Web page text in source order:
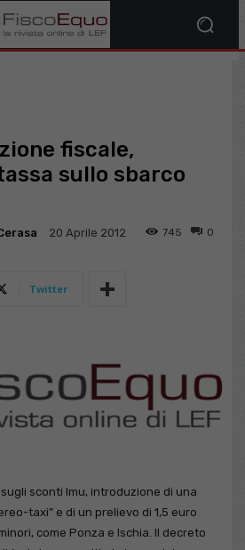
fiscale,
sullo sbarco
20 Aprile 2012 0
745
Twitter
sconti Imu, introduzione di una
taxi” e di un prelievo di 1,5 euro
come Ponza e Ischia. Il decreto